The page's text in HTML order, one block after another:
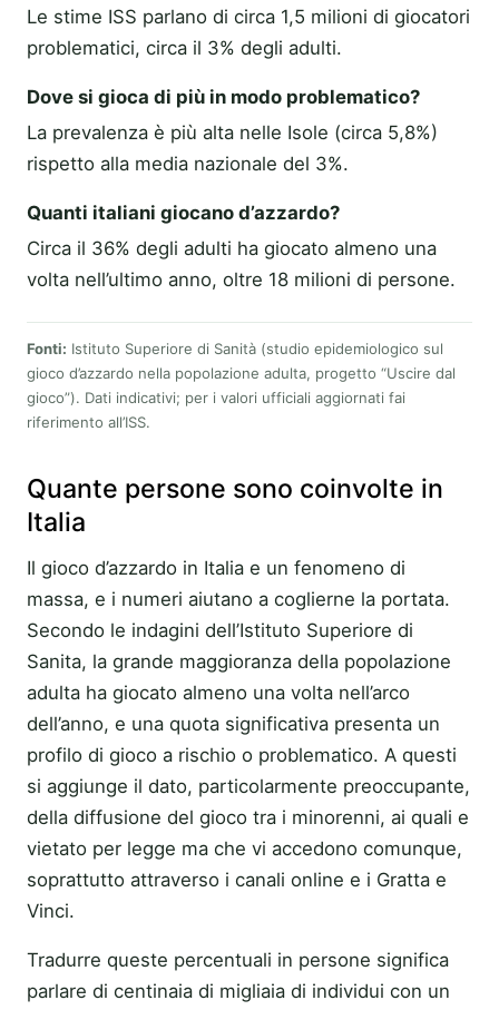
Le stime ISS parlano di circa 1,5 milioni di giocatori
problematici, circa il 3% degli adulti.
Dove si gioca di più in modo problematico?
La prevalenza è più alta nelle Isole (circa 5,8%)
rispetto alla media nazionale del 3%.
Quanti italiani giocano d’azzardo?
Circa il 36% degli adulti ha giocato almeno una
volta nell’ultimo anno, oltre 18 milioni di persone.
Fonti: Istituto Superiore di Sanità (studio epidemiologico sul
gioco d’azzardo nella popolazione adulta, progetto “Uscire dal
gioco”). Dati indicativi; per i valori ufficiali aggiornati fai
riferimento all’ISS.
Quante persone sono coinvolte in
Italia
Il gioco d’azzardo in Italia e un fenomeno di
massa, e i numeri aiutano a coglierne la portata.
Secondo le indagini dell’Istituto Superiore di
Sanita, la grande maggioranza della popolazione
adulta ha giocato almeno una volta nell’arco
dell’anno, e una quota significativa presenta un
profilo di gioco a rischio o problematico. A questi
si aggiunge il dato, particolarmente preoccupante,
della diffusione del gioco tra i minorenni, ai quali e
vietato per legge ma che vi accedono comunque,
soprattutto attraverso i canali online e i Gratta e
Vinci.
Tradurre queste percentuali in persone significa
parlare di centinaia di migliaia di individui con un